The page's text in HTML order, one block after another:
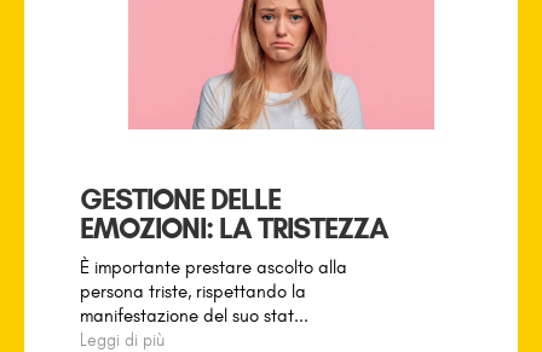
GESTIONE DELLE
EMOZIONI: LA TRISTEZZA
È importante prestare ascolto alla
persona triste, rispettando la
manifestazione del suo stat...
Leggi di più